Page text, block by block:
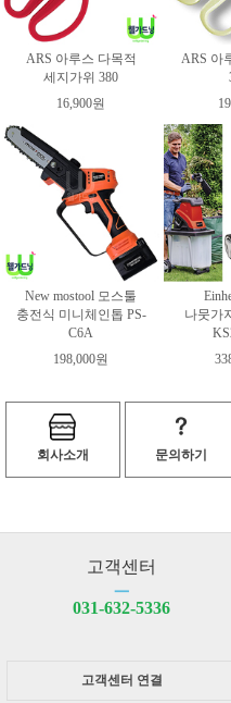
ARS 아루스 다목적
세지가위 380
16,900원
ARS 아
New mostool 모스툴
충전식 미니체인톱 PS-
C6A
198,000원
나뭇가
회사소개 문의하기
고객센터
ㅡ
031-632-5336
고객센터 연결